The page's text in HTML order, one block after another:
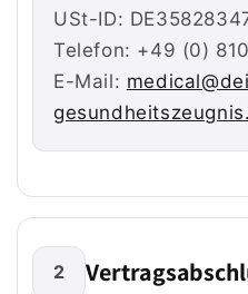
USt-ID:
Telefon: +49 (0)
E-Mail:
2